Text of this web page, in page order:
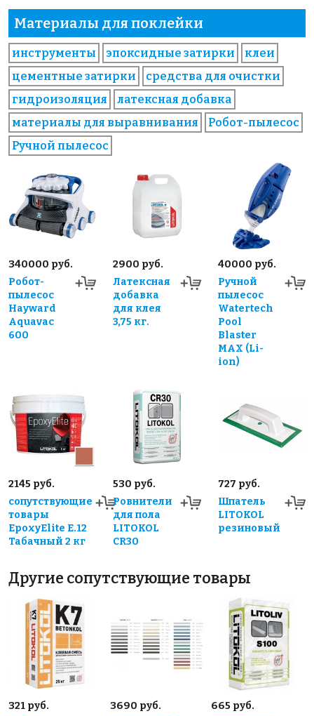
Материалы для поклейки
инструменты эпоксидные затирки
клеи
цементные затирки
средства для очистки
гидроизоляция
латексная добавка
материалы для выравнивания
Робот-пылесос
Ручной пылесос
340000 руб.
Робот-
пылесос
Hayward
Aquavac
600
2900 руб.
Латексная
добавка
для клея
3,75 кг.
40000 руб.
Ручной
пылесос
Watertech
Pool
Blaster
MAX (Li-
ion)
2145 руб.
сопутствующие
товары
EpoxyElite E.12
Табачный 2 кг
530 руб.
Ровнители
для пола
LITOKOL
CR30
727 руб.
Шпатель
LITOKOL
резиновый
Другие сопутствующие товары
321 руб.
3690 руб.
665 руб.